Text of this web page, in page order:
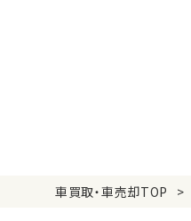
車買取・車売却TOP